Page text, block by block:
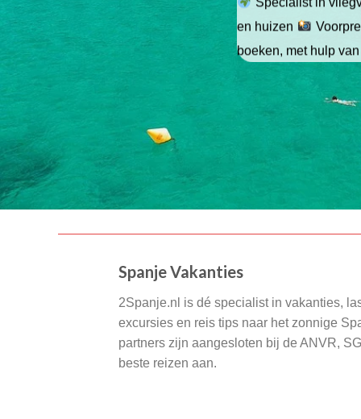
en huizen
boeken, met hulp
Spanje Vakanties
2Spanje.nl is dé specialist in vakanties,
excursies en reis tips naar het zonnige
partners zijn aangesloten bij de ANVR,
beste reizen aan.